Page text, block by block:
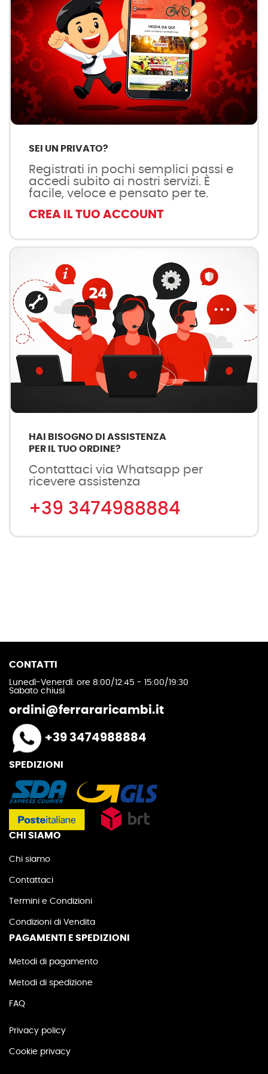
SEI UN PRIVATO?
Registrati in pochi semplici passi e
accedi subito ai nostri servizi. È
facile, veloce e pensato per te.
CREA IL TUO ACCOUNT
HAI BISOGNO DI ASSISTENZA
PER IL TUO ORDINE?
Contattaci via Whatsapp per
ricevere assistenza
+39 3474988884
CONTATTI
Lunedì-Venerdì: ore 8:00/12:45 - 15:00/19:30
Sabato chiusi
ordini@ferrararicambi.it
+39 3474988884
SPEDIZIONI
CHI SIAMO
Chi siamo
Contattaci
Termini e Condizioni
Condizioni di Vendita
PAGAMENTI E SPEDIZIONI
Metodi di pagamento
Metodi di spedizione
FAQ
Privacy policy
Cookie privacy